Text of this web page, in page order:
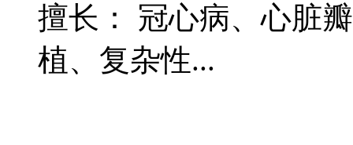
擅长： 冠心病、心脏
植、复杂性...